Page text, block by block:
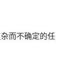
而不确定的任